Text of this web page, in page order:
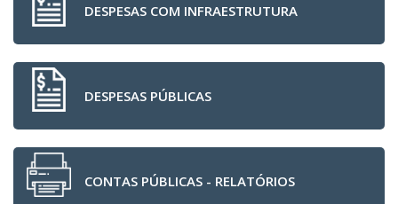
DESPESAS COM INFRAESTRUTURA
DESPESAS PÚBLICAS
CONTAS PÚBLICAS - RELATÓRIOS